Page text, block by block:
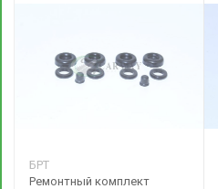
БРТ
Ремонтный комплект